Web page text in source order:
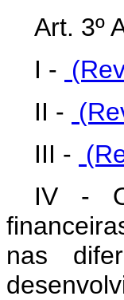
Art. 3º
I -
II -
III -
IV -
nas